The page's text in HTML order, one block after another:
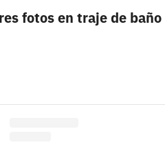
fotos en traje de baño